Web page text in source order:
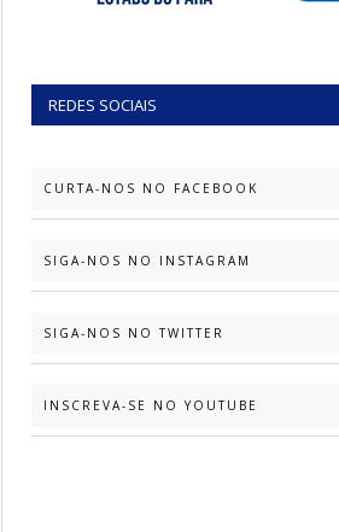
REDES SOCIAIS
CURTA-NOS NO FACEBOOK
SIGA-NOS NO INSTAGRAM
SIGA-NOS NO TWITTER
INSCREVA-SE NO YOUTUBE